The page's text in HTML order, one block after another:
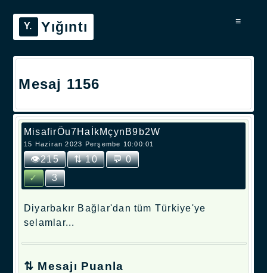
Yığıntı ≡
Mesaj 1156
MisafirÖu7HaİkMçynB9b2W
15 Haziran 2023 Perşembe 10:00:01
👁215 ⇅ 10
💬 0
✓
3
Diyarbakır Bağlar'dan tüm Türkiye'ye
selamlar...
⇅ Mesajı Puanla